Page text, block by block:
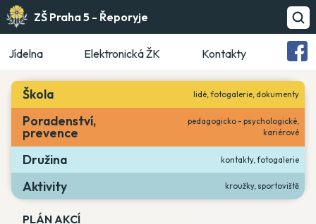
ZŠ Praha 5 - Řeporyje
Jídelna Elektronická ŽK Kontakty
Škola lidé, fotogalerie, dokumenty
Poradenství,
prevence
pedagogicko - psychologické,
kariérové
Družina kontakty, fotogalerie
Aktivity kroužky, sportoviště
PLÁN AKCÍ